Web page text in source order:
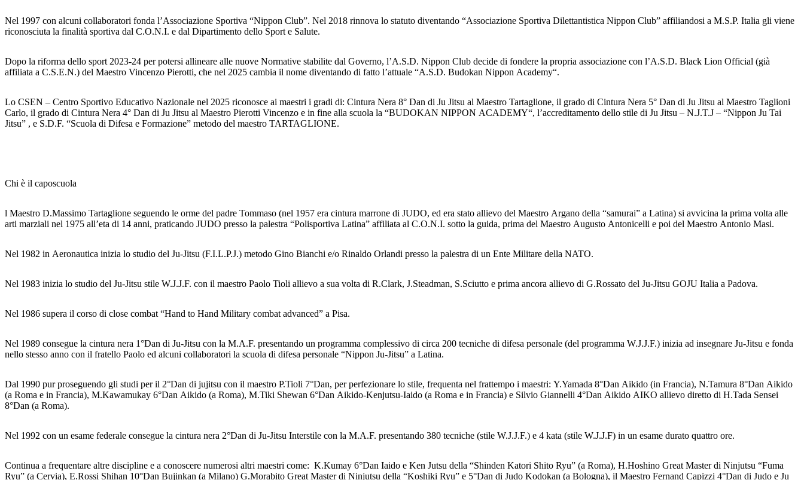
Nel 1997 con alcuni collaboratori fonda l’Associazione Sportiva “Nippon Club”. Nel 2018 rinnova lo statuto diventando “Associazione Sportiva Dilettantistica Nippon Club” affiliandosi a M.S.P. Italia gli viene
riconosciuta la finalità sportiva dal C.O.N.I. e dal Dipartimento dello Sport e Salute.
Dopo la riforma dello sport 2023-24 per potersi allineare alle nuove Normative stabilite dal Governo, l’A.S.D. Nippon Club decide di fondere la propria associazione con l’A.S.D. Black Lion Official (già
affiliata a C.S.E.N.) del Maestro Vincenzo Pierotti, che nel 2025 cambia il nome diventando di fatto l’attuale “A.S.D. Budokan Nippon Academy“.
Lo CSEN – Centro Sportivo Educativo Nazionale nel 2025 riconosce ai maestri i gradi di: Cintura Nera 8° Dan di Ju Jitsu al Maestro Tartaglione, il grado di Cintura Nera 5° Dan di Ju Jitsu al Maestro Taglioni
Carlo, il grado di Cintura Nera 4° Dan di Ju Jitsu al Maestro Pierotti Vincenzo e in fine alla scuola la “BUDOKAN NIPPON ACADEMY“, l’accreditamento dello stile di Ju Jitsu – N.J.T.J – “Nippon Ju Tai
Jitsu” , e S.D.F. “Scuola di Difesa e Formazione” metodo del maestro TARTAGLIONE.
Chi è il caposcuola
l Maestro D.Massimo Tartaglione seguendo le orme del padre Tommaso (nel 1957 era cintura marrone di JUDO, ed era stato allievo del Maestro Argano della “samurai” a Latina) si avvicina la prima volta alle
arti marziali nel 1975 all’eta di 14 anni, praticando JUDO presso la palestra “Polisportiva Latina” affiliata al C.O.N.I. sotto la guida, prima del Maestro Augusto Antonicelli e poi del Maestro Antonio Masi.
Nel 1982 in Aeronautica inizia lo studio del Ju-Jitsu (F.I.L.P.J.) metodo Gino Bianchi e/o Rinaldo Orlandi presso la palestra di un Ente Militare della NATO.
Nel 1983 inizia lo studio del Ju-Jitsu stile W.J.J.F. con il maestro Paolo Tioli allievo a sua volta di R.Clark, J.Steadman, S.Sciutto e prima ancora allievo di G.Rossato del Ju-Jitsu GOJU Italia a Padova.
Nel 1986 supera il corso di close combat “Hand to Hand Military combat advanced” a Pisa.
Nel 1989 consegue la cintura nera 1°Dan di Ju-Jitsu con la M.A.F. presentando un programma complessivo di circa 200 tecniche di difesa personale (del programma W.J.J.F.) inizia ad insegnare Ju-Jitsu e fonda
nello stesso anno con il fratello Paolo ed alcuni collaboratori la scuola di difesa personale “Nippon Ju-Jitsu” a Latina.
Dal 1990 pur proseguendo gli studi per il 2°Dan di jujitsu con il maestro P.Tioli 7°Dan, per perfezionare lo stile, frequenta nel frattempo i maestri: Y.Yamada 8°Dan Aikido (in Francia), N.Tamura 8°Dan Aikido
(a Roma e in Francia), M.Kawamukay 6°Dan Aikido (a Roma), M.Tiki Shewan 6°Dan Aikido-Kenjutsu-Iaido (a Roma e in Francia) e Silvio Giannelli 4°Dan Aikido AIKO allievo diretto di H.Tada Sensei
8°Dan (a Roma).
Nel 1992 con un esame federale consegue la cintura nera 2°Dan di Ju-Jitsu Interstile con la M.A.F. presentando 380 tecniche (stile W.J.J.F.) e 4 kata (stile W.J.J.F) in un esame durato quattro ore.
Continua a frequentare altre discipline e a conoscere numerosi altri maestri come: K.Kumay 6°Dan Iaido e Ken Jutsu della “Shinden Katori Shito Ryu” (a Roma), H.Hoshino Great Master di Ninjutsu “Fuma
Ryu” (a Cervia), E.Rossi Shihan 10°Dan Bujinkan (a Milano) G.Morabito Great Master di Ninjutsu della “Koshiki Ryu” e 5°Dan di Judo Kodokan (a Bologna), il Maestro Fernand Capizzi 4°Dan di Judo e Ju